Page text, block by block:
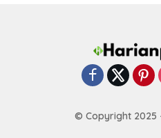
© Copyright 2025